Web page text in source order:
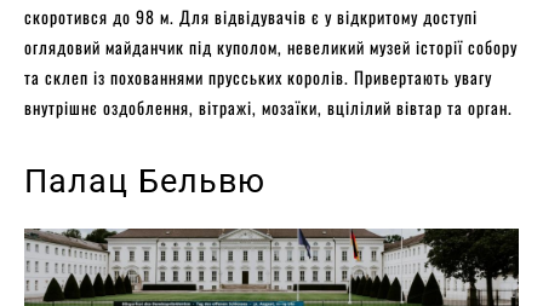
скоротився до 98 м. Для відвідувачів є у відкритому доступі
оглядовий майданчик під куполом, невеликий музей історії собору
та склеп із похованнями прусських королів. Привертають увагу
внутрішнє оздоблення, вітражі, мозаїки, вцілілий вівтар та орган.
Палац Бельвю